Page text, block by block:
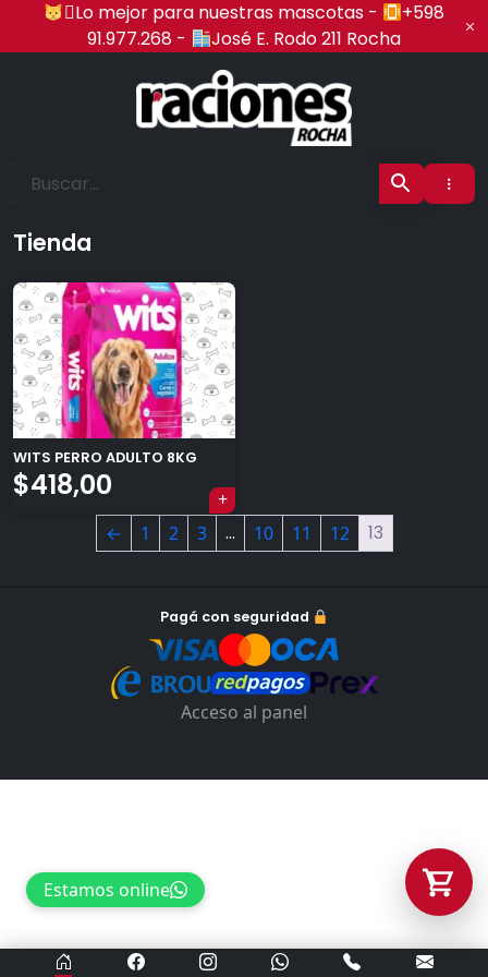
‍🏍Lo mejor para nuestras mascotas -
+598
91.977.268 -
José E. Rodo 211 Rocha
Raciones Rocha
Tienda
WITS PERRO ADULTO 8KG
$418,00
← 1 2 3 … 10 11 12 13
Pagá con seguridad
Estamos online
Acceso al panel
Tu carrito está vacío.
automáticamente.